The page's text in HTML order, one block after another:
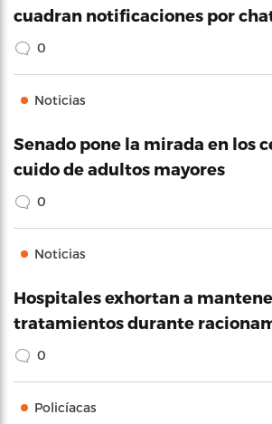
cuadran notificaciones por
0
Noticias
Senado pone la mirada en los
cuido de adultos mayores
0
Noticias
Hospitales exhortan a
tratamientos durante
0
Policíacas